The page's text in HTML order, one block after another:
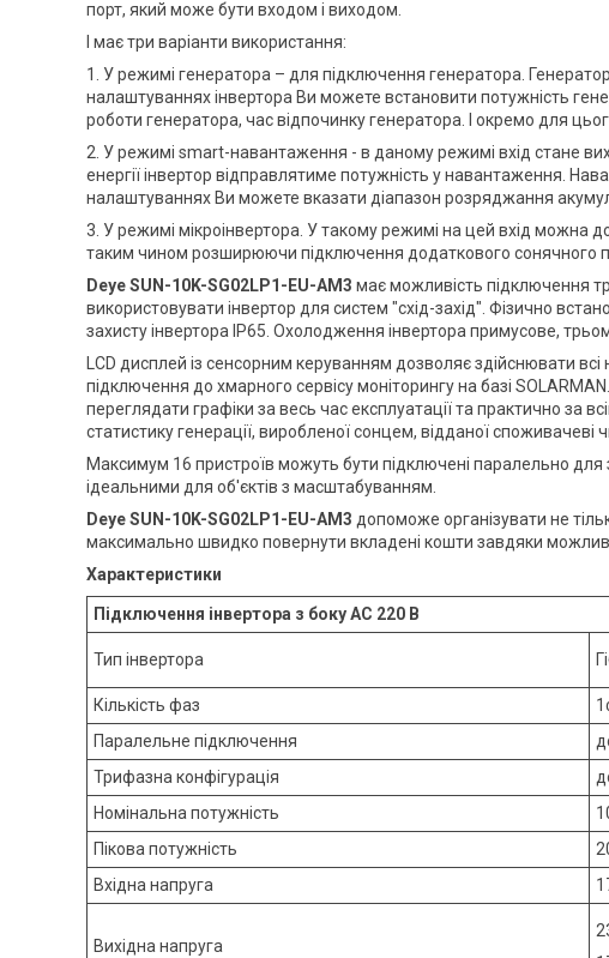
порт, який може бути входом і виходом.
І має три варіанти використання:
1. У режимі генератора – для підключення генератора.
налаштуваннях інвертора Ви можете встановити потужність
роботи генератора, час відпочинку генератора. І окремо для
2. У режимі smart-навантаження - в даному режимі вхід стане
енергії інвертор відправлятиме потужність у навантаження.
налаштуваннях Ви можете вказати діапазон розряджання
3. У режимі мікроінвертора. У такому режимі на цей вхід можна
таким чином розширюючи підключення додаткового сонячного
Deye SUN-10K-SG02LP1-EU-AM3 має можливість підключення
використовувати інвертор для систем "схід-захід". Фізично
захисту інвертора IP65. Охолодження інвертора примусове,
LCD дисплей із сенсорним керуванням дозволяє здійснювати
підключення до хмарного сервісу моніторингу на базі
переглядати графіки за весь час експлуатації та практично за
статистику генерації, виробленої сонцем, відданої споживачеві
Максимум 16 пристроїв можуть бути підключені паралельно для
ідеальними для об'єктів з масштабуванням.
Deye SUN-10K-SG02LP1-EU-AM3 допоможе організувати не
максимально швидко повернути вкладені кошти завдяки
Характеристики
Підключення інвертора з боку АС 220 В
Тип інвертора
Кількість фаз
Паралельне підключення
Трифазна конфігурація
Номінальна потужність
Пікова потужність
Вхідна напруга
Вихідна напруга